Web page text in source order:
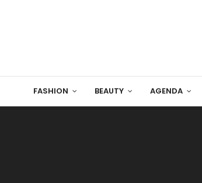
FASHION BEAUTY AGENDA